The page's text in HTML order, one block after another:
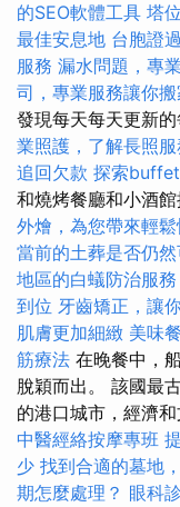
的SEO軟體工具 塔
最佳安息地 台胞證
服務 漏水問題，專
司，專業服務讓你
發現每天每天更新
業照護，了解長照服
追回欠款 探索
和燒烤餐廳和小酒
外燴，為您帶來輕
當前的土葬是否仍
地區的白蟻防治服務
到位 牙齒矯正，讓
肌膚更加細緻 美味
筋療法 在晚餐中，
脫穎而出。 該國最
的港口城市，經濟
中醫經絡按摩專班
少 找到合適的墓地
期怎麼處理？ 眼科